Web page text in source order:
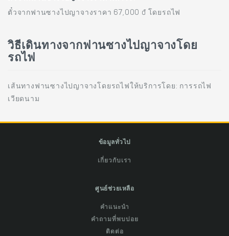
ตั๋วจากฟานซางไปญาจางราคา 67,000 đ โดยรถไฟ
วิธีเดินทางจากฟานซางไปญาจางโดย
รถไฟ
เส้นทางฟานซางไปญาจางโดยรถไฟให้บริการโดย: การรถไฟ
เวียดนาม
ข้อมูลทั่วไป
เกี่ยวกับเรา
ศูนย์ช่วยเหลือ
คำแนะนำ
คำถามที่พบบ่อย
ติดต่อ